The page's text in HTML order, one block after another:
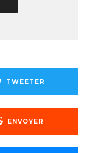
TWEETER
ENVOYER